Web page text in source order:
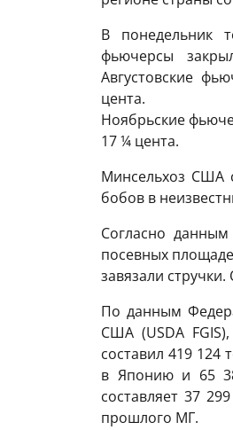
В понедельник
фьючерсы
Августовские
цента.
Ноябрьские
17 ¼ цента.
Минсельхоз США
бобов в
Согласно
посевных
завязали
По данным
США (USDA
составил 419 124
в Японию и 65
составляет 37
прошлого МГ.